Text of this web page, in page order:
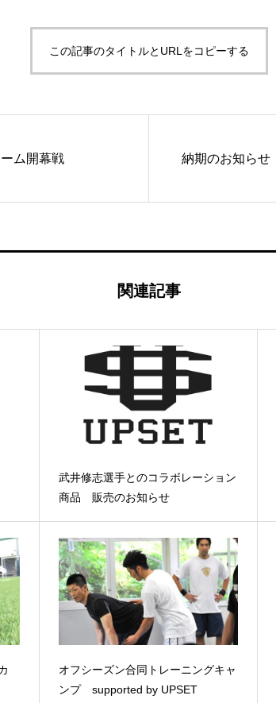
この記事のタイトルとURLをコピーする
ム開幕戦 納期のお知らせ
関連記事
武井修志選手とのコラボレーション
商品 販売のお知らせ
オフシーズン合同トレーニングキャ
ンプ supported by UPSET